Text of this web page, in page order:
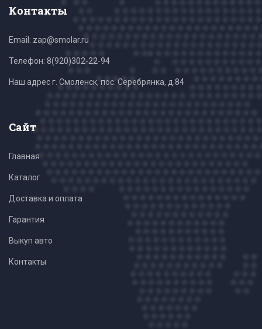
Контакты
Email: zap@smolar.ru
Телефон: 8(920)302-22-94
Наш адрес г. Смоленск, пос. Серебрянка, д.84
Сайт
Главная
Каталог
Доставка и оплата
Гарантия
Выкуп авто
Контакты